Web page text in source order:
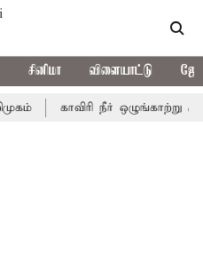
சினிமா விளையாட்டு
காவிரி நீர் ஒழுங்காற்று குழு